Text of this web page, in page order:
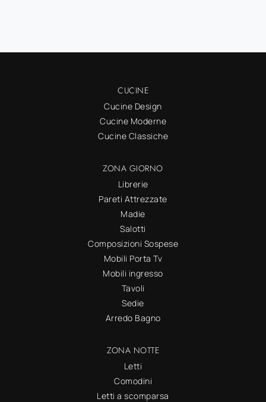
CUCINE
Cucine Design
Cucine Moderne
Cucine Classiche
ZONA GIORNO
Librerie
Pareti Attrezzate
Madie
Salotti
Composizioni Sospese
Mobili Porta Tv
Mobili ingresso
Tavoli
Sedie
Arredo Bagno
ZONA NOTTE
Letti
Comodini
Letti a scomparsa